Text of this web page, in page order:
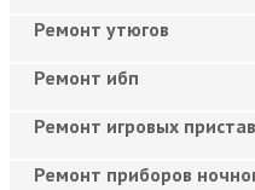
Ремонт утюгов
Ремонт ибп
Ремонт игровых
Ремонт приборов